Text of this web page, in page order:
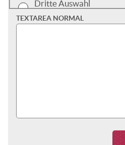
Dritte Auswahl
TEXTAREA NORMAL